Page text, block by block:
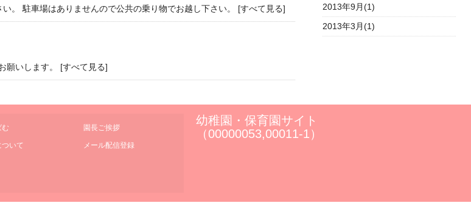
。 駐車場はありませんので公共の乗り物でお越し下さい。 [すべて見る]
願いします。 [すべて見る]
2013年9月(1)
2013年3月(1)
む 園長ご挨拶
ついて メール配信登録
幼稚園・保育園サイト
（00000053,00011-1）